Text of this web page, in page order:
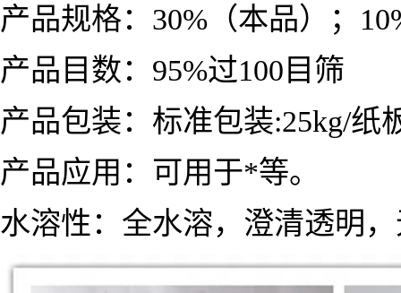
产品规格：30%（本品）；
产品目数：95%过100目筛
产品包装：标准包装:25kg/纸
产品应用： 可用于*等。
水溶性：全水溶，澄清透明